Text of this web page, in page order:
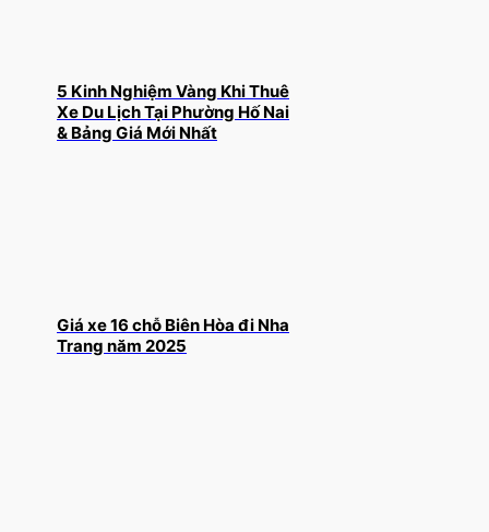
5 Kinh Nghiệm Vàng Khi Thuê
Xe Du Lịch Tại Phường Hố Nai
& Bảng Giá Mới Nhất
Giá xe 16 chỗ Biên Hòa đi Nha
Trang năm 2025